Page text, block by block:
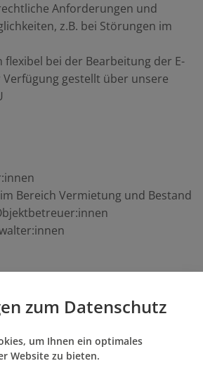
Anforderungen und
z.B. bei Störungen im
flexibel bei der Bearbeitung der E-
Verfügung gestellt über unsere
Bereich Vermietung und Bestand
zum Datenschutz
um Ihnen ein optimales
Website zu bieten.